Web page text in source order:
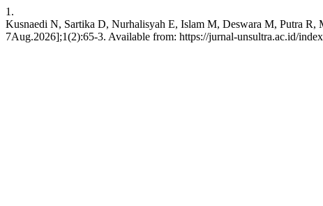
1.
Kusnaedi N, Sartika D, Nurhalisyah E, Islam M, Deswara M, Putra
7Aug.2026];1(2):65-3. Available from: https://jurnal-unsultra.ac.id/